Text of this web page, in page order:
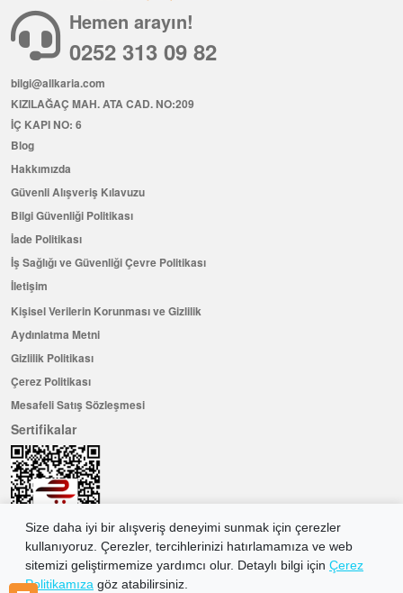
Size daha iyi bir alışveriş deneyimi sunmak için çerezler
kullanıyoruz. Çerezler, tercihlerinizi hatırlamamıza ve web
sitemizi geliştirmemize yardımcı olur. Detaylı bilgi için Çerez
Politikamıza göz atabilirsiniz.
Hemen arayın!
0252 313 09 82
bilgi@allkaria.com
KIZILAĞAÇ MAH. ATA CAD. NO:209
İÇ KAPI NO: 6
Blog
Hakkımızda
Güvenli Alışveriş Kılavuzu
Bilgi Güvenliği Politikası
İade Politikası
İş Sağlığı ve Güvenliği Çevre Politikası
İletişim
Kişisel Verilerin Korunması ve Gizlilik
Aydınlatma Metni
Gizlilik Politikası
Çerez Politikası
Mesafeli Satış Sözleşmesi
Sertifikalar
Hemen Üye Olun ...ve 100 ₺ değerinde indirim kuponu kazanın